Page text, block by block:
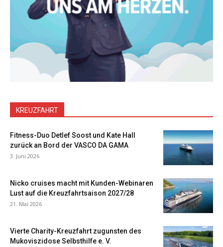
KREUZFAHRT
Fitness-Duo Detlef Soost und Kate Hall
zurück an Bord der VASCO DA GAMA
3. Juni 2026
Nicko cruises macht mit Kunden-Webinaren
Lust auf die Kreuzfahrtsaison 2027/28
21. Mai 2026
Vierte Charity-Kreuzfahrt zugunsten des
Mukoviszidose Selbsthilfe e. V.